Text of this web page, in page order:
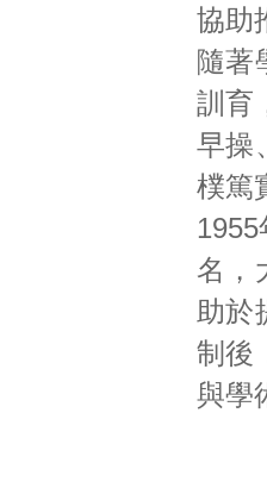
協助
隨著
訓育
早操
樸篤
名，
助於
制後
與學